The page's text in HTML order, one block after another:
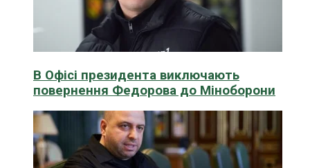
В Офісі президента виключають
повернення Федорова до Міноборони